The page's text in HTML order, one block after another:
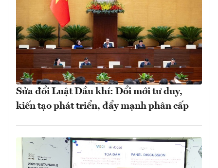
Sửa đổi Luật Dầu khí: Đổi mới tư duy,
kiến tạo phát triển, đẩy mạnh phân cấp